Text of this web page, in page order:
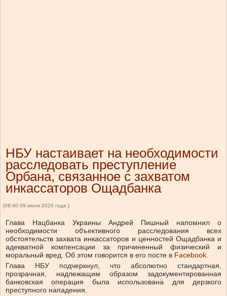
НБУ настаивает на необходимости
расследовать преступление
Орбана, связанное с захватом
инкассаторов Ощадбанка
[08:40 09 июня 2026 года ]
Глава Нацбанка Украины Андрей Пишный напомнил о
необходимости объективного расследования всех
обстоятельств захвата инкассаторов и ценностей Ощадбанка и
адекватной компенсации за причиненный физический и
моральный вред. Об этом говорится в его посте в Facebook.
Глава НБУ подчеркнул, что абсолютно стандартная,
прозрачная, надлежащим образом задокументированная
банковская операция была использована для дерзкого
преступного нападения.